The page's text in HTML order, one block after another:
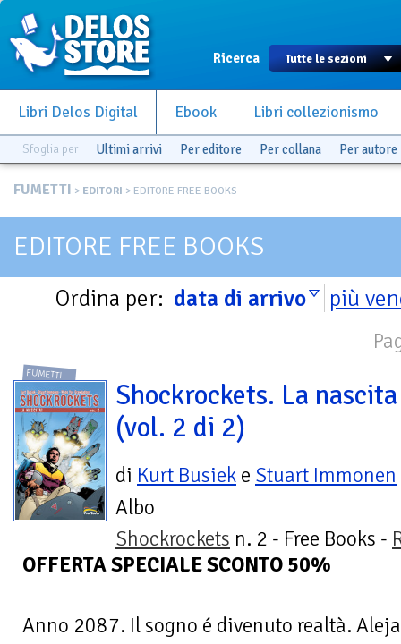
Ricerca
Libri Delos Digital Ebook Libri collezionismo
Sfoglia per Ultimi arrivi Per editore Per collana Per autore
FUMETTI > EDITORI > EDITORE FREE BOOKS
EDITORE FREE BOOKS
Ordina per: data di arrivo più
FUMETTI
Shockrockets. La nascita
(vol. 2 di 2)
di Kurt Busiek e Stuart Immonen
Albo
Shockrockets n. 2 - Free Books -
OFFERTA SPECIALE SCONTO 50%
Anno 2087. Il sogno é divenuto realtà.